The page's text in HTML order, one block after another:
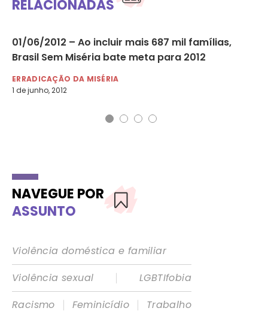
RELACIONADAS
01/06/2012 – Ao incluir mais 687 mil famílias,
Brasil Sem Miséria bate meta para 2012
ERRADICAÇÃO DA MISÉRIA
1 de junho, 2012
NAVEGUE POR
ASSUNTO
Violência doméstica e familiar
Violência sexual
|
LGBTIfobia
Racismo
| Feminicídio |
Trabalho